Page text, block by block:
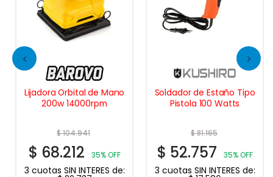
Lijadora Orbital de Mano
200w 14000rpm
$104.941
$ 68.212 35% OFF
3 cuotas SIN INTERES de:
Soldador de Estaño Tipo
Pistola 100 Watts
$81.165
$ 52.757 35% OFF
3 cuotas SIN INTERES de: